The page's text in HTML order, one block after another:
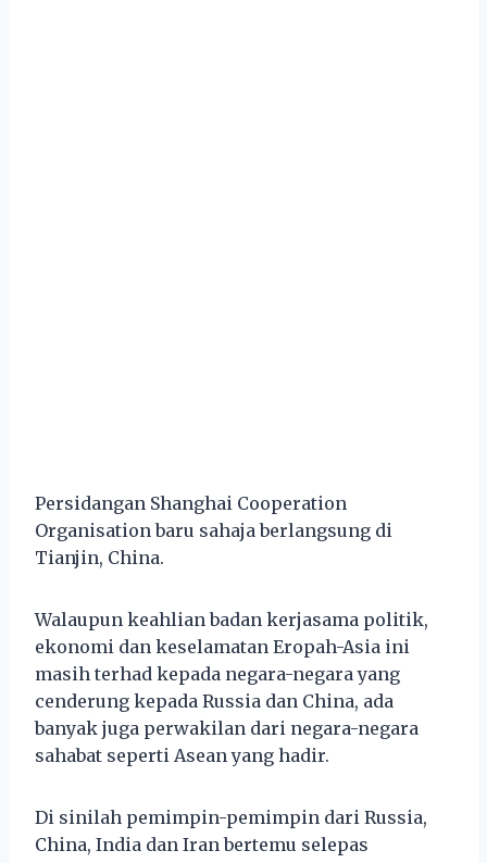
Persidangan Shanghai Cooperation
Organisation baru sahaja berlangsung di
Tianjin, China.
Walaupun keahlian badan kerjasama politik,
ekonomi dan keselamatan Eropah-Asia ini
masih terhad kepada negara-negara yang
cenderung kepada Russia dan China, ada
banyak juga perwakilan dari negara-negara
sahabat seperti Asean yang hadir.
Di sinilah pemimpin-pemimpin dari Russia,
China, India dan Iran bertemu selepas